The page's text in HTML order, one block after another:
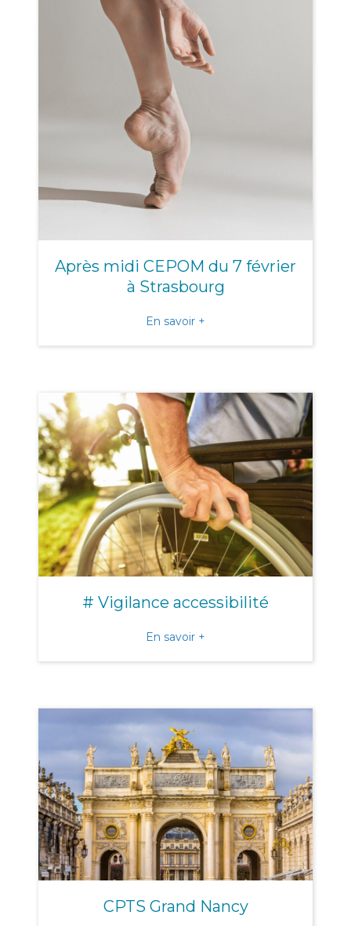
Après midi CEPOM du 7 février
à Strasbourg
En savoir +
# Vigilance accessibilité
En savoir +
CPTS Grand Nancy